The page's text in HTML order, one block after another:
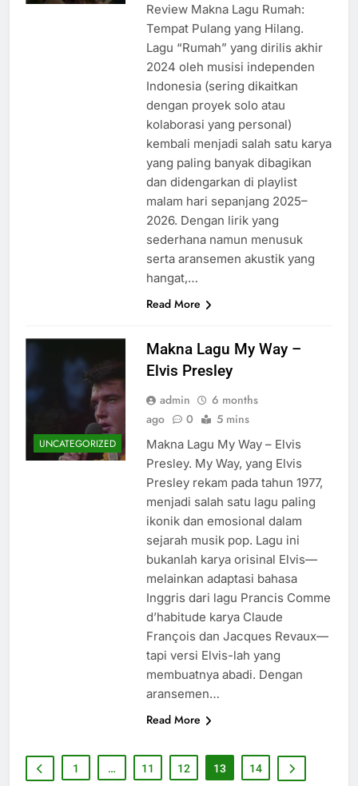
Review Makna Lagu Rumah:
Tempat Pulang yang Hilang.
Lagu “Rumah” yang dirilis akhir
2024 oleh musisi independen
Indonesia (sering dikaitkan
dengan proyek solo atau
kolaborasi yang personal)
kembali menjadi salah satu karya
yang paling banyak dibagikan
dan didengarkan di playlist
malam hari sepanjang 2025–
2026. Dengan lirik yang
sederhana namun menusuk
serta aransemen akustik yang
hangat,…
Read More
UNCATEGORIZED
Makna Lagu My Way –
Elvis Presley
admin
6 months
ago
0 5 mins
Makna Lagu My Way – Elvis
Presley. My Way, yang Elvis
Presley rekam pada tahun 1977,
menjadi salah satu lagu paling
ikonik dan emosional dalam
sejarah musik pop. Lagu ini
bukanlah karya orisinal Elvis—
melainkan adaptasi bahasa
Inggris dari lagu Prancis Comme
d’habitude karya Claude
François dan Jacques Revaux—
tapi versi Elvis-lah yang
membuatnya abadi. Dengan
aransemen…
Read More
1 … 11 12 13 14